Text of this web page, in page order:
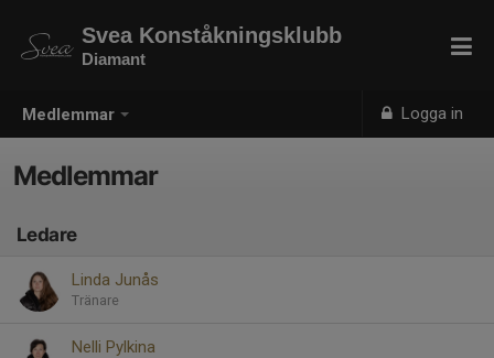
Medlemmar Logga in
Svea Konståkningsklubb
Diamant
Medlemmar
Ledare
Linda Junås
Tränare
Nelli Pylkina